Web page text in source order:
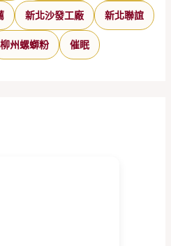
新北沙發工廠 新北聯誼
柳州螺螄粉 催眠